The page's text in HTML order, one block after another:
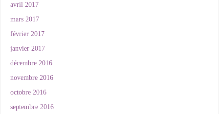
avril 2017
mars 2017
février 2017
janvier 2017
décembre 2016
novembre 2016
octobre 2016
septembre 2016